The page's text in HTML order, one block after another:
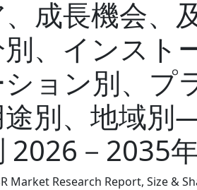
、成長機会、
、インスト
ション別、プ
途別、地域別
2026－2035
Market Research Report, Size &